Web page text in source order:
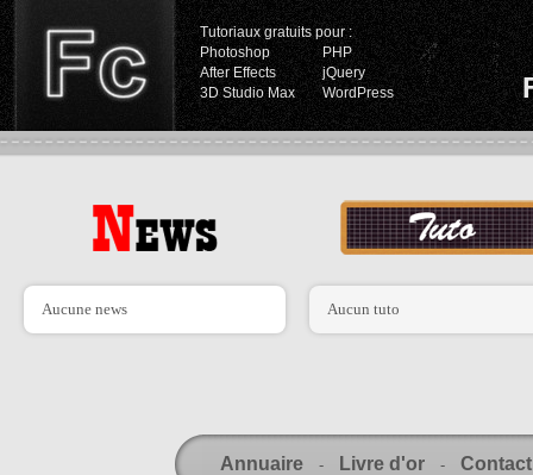
Tutoriaux gratuits pour :
Photoshop
PHP
After Effects
jQuery
3D Studio Max
WordPress
Aucune news Aucun tuto
Annuaire - Livre d'or - Contact